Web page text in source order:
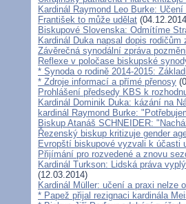
Kardinál Raymond Leo Burke:
František to může udělat
Biskupové Slovenska: Odmítíme
Kardinál Duka napsal dopis rodičům
Závěrečná synodální zpráva
Reflexe v poločase biskupské
* Synoda o rodině 2014-2015:
* Zdroje informací a přímé přenosy
Prohlášení předsedy KBS k
Kardinál Dominik Duka: kázání na
kardinál Raymond Burke:
Biskup Atanáš SCHNEIDER:
Řezenský biskup kritizuje gender
Evropští biskupové vyzvali k účasti
Přijímání pro rozvedené a znovu
Kardinál Turkson: Lidská práva
(12.03.2014)
Kardinál Müller: učení a praxi nelze
* Papež přijal rezignaci kardinála